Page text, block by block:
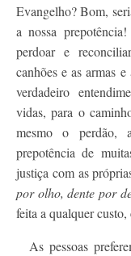
Evangelho? Bom,
a nossa
perdoar e
canhões e as armas
verdadeiro
vidas, para o
mesmo o perdão,
prepotência de
justiça com as
por olho, dente por
feita a qualquer
As pessoas